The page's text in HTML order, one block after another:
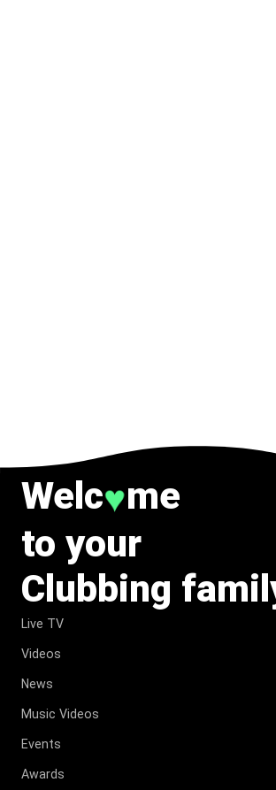
Welc♥me
to your
Clubbing
Live TV
Videos
News
Music Videos
Events
Awards